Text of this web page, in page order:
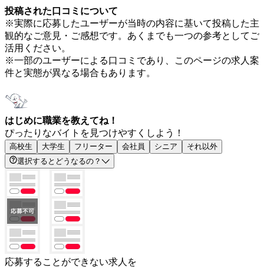
投稿された口コミについて
※実際に応募したユーザーが当時の内容に基いて投稿した主
観的なご意見・ご感想です。あくまでも一つの参考としてご
活用ください。
※一部のユーザーによる口コミであり、このページの求人案
件と実態が異なる場合もあります。
はじめに職業を教えてね！
ぴったりなバイトを見つけやすくしよう！
高校生 大学生 フリーター 会社員 シニア
それ以外
選択するとどうなるの？
応募することができない求人を